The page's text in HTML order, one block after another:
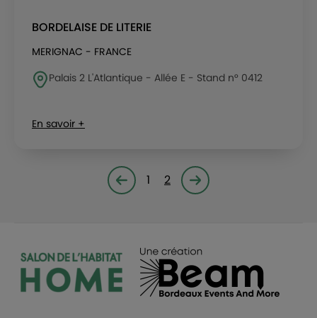
BORDELAISE DE LITERIE
MERIGNAC - FRANCE
Palais 2 L'Atlantique - Allée E - Stand n° 0412
En savoir +
Page précédente
1 2 Page suivante<